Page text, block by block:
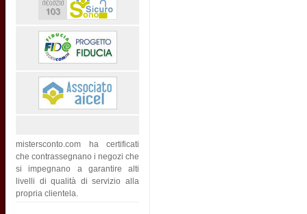
mistersconto.com ha certificati
che contrassegnano i negozi che
si impegnano a garantire alti
livelli di qualità di servizio alla
propria clientela.